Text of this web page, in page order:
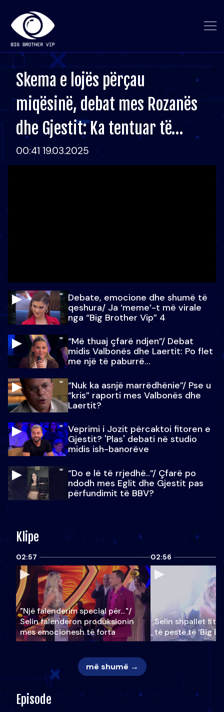
Skema e lojës përçau
miqësinë, debat mes Rozanës
dhe Gjestit: Ka tentuar të…
00:41 19.03.2025
Debate, emocione dhe shumë të
qeshura/ Ja ‘meme’-t më virale
nga “Big Brother Vip” 4
“Më thuaj çfarë ndjen”/ Debat
midis Valbonës dhe Laertit: Po flet
me një të paburrë...
“Nuk ka asnjë marrëdhënie”/ Pse u
“kris” raporti mes Valbonës dhe
Laertit?
Veprimi i Jozit përcaktoi fitoren e
Gjestit? 'Plas' debati në studio
midis ish-banorëve
“Do e lë të rrjedhë..”/ Çfarë po
ndodh mes Eglit dhe Gjestit pas
përfundimit të BBV?
Klipe
02:57
"Një falenderim special për…"/
Selin falënderon produksionin
mes emocionesh të forta
02:56
Selin shpallet
të pestë të ‘Big
më shumë →
Episode